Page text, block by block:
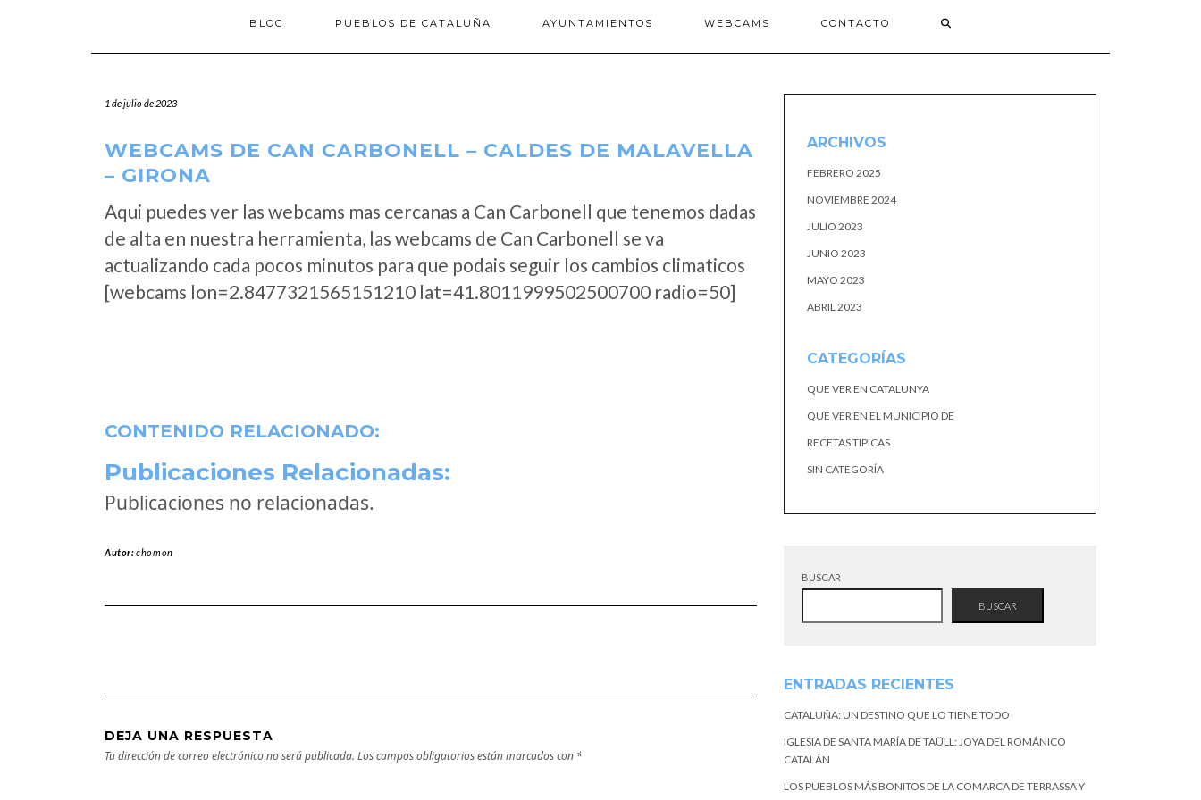
BLOG PUEBLOS DE CATALUÑA AYUNTAMIENTOS WEBCAMS CONTACTO
1 de julio de 2023
WEBCAMS DE CAN CARBONELL – CALDES DE MALAVELLA
– GIRONA
Aqui puedes ver las webcams mas cercanas a Can Carbonell que tenemos dadas
de alta en nuestra herramienta, las webcams de Can Carbonell se va
actualizando cada pocos minutos para que podais seguir los cambios climaticos
[webcams lon=2.8477321565151210 lat=41.8011999502500700 radio=50]
CONTENIDO RELACIONADO:
Publicaciones Relacionadas:
Publicaciones no relacionadas.
Autor:chomon
DEJA UNA RESPUESTA
Tu dirección de correo electrónico no será publicada. Los campos obligatorios están marcados con *
ARCHIVOS
FEBRERO 2025
NOVIEMBRE 2024
JULIO 2023
JUNIO 2023
MAYO 2023
ABRIL 2023
CATEGORÍAS
QUE VER EN CATALUNYA
QUE VER EN EL MUNICIPIO DE
RECETAS TIPICAS
SIN CATEGORÍA
BUSCAR
BUSCAR
ENTRADAS RECIENTES
CATALUÑA: UN DESTINO QUE LO TIENE TODO
IGLESIA DE SANTA MARÍA DE TAÜLL: JOYA DEL ROMÁNICO
CATALÁN
LOS PUEBLOS MÁS BONITOS DE LA COMARCA DE TERRASSA Y